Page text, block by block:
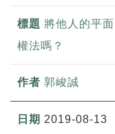
將他人的平
權法嗎？
郭峻誠
2019-08-13